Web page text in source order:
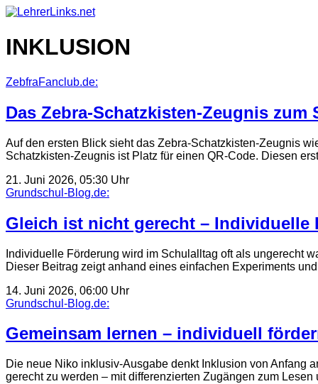
Skip
content
INKLUSION
ZebfraFanclub.de:
Das Zebra-Schatzkisten-Zeugnis zum
Auf den ersten Blick sieht das Zebra-Schatzkisten-Zeugnis
Schatzkisten-Zeugnis ist Platz für einen QR-Code. Diesen
21. Juni 2026, 05:30 Uhr
Grundschul-Blog.de:
Gleich ist nicht gerecht –
Individuelle Förderung wird im Schulalltag oft als ungerecht
Dieser Beitrag zeigt anhand eines einfachen Experiments
14. Juni 2026, 06:00 Uhr
Grundschul-Blog.de:
Gemeinsam lernen – individuell
Die neue Niko inklusiv-Ausgabe denkt Inklusion von Anfang
gerecht zu werden – mit differenzierten Zugängen zum